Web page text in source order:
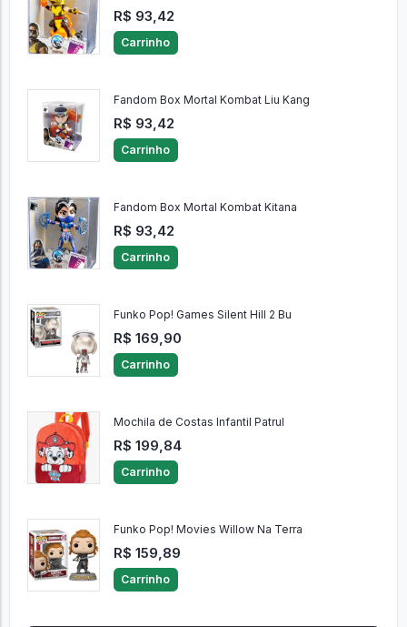
R$ 93,42
Carrinho
Fandom Box Mortal Kombat Liu Kang
R$ 93,42
Carrinho
Fandom Box Mortal Kombat Kitana
R$ 93,42
Carrinho
Funko Pop! Games Silent Hill 2 Bu
R$ 169,90
Carrinho
Mochila de Costas Infantil Patrul
R$ 199,84
Carrinho
Funko Pop! Movies Willow Na Terra
R$ 159,89
Carrinho